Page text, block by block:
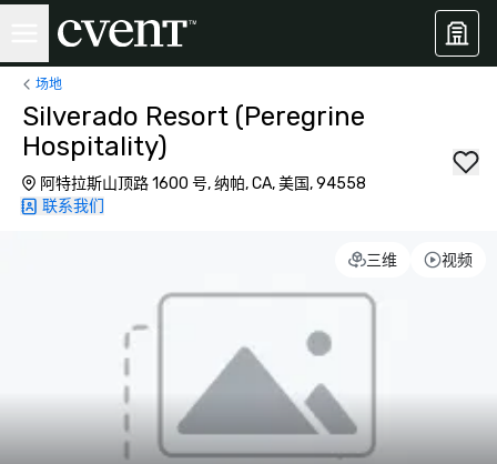
场地
Silverado Resort (Peregrine
Hospitality)
阿特拉斯山顶路 1600 号, 纳帕, CA, 美国, 94558
联系我们
三维 视频